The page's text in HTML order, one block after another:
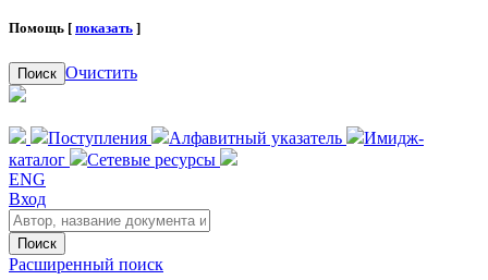
Помощь [ показать ]
Поиск Очистить
Поступления Алфавитный указатель
Имидж-
каталог
Сетевые ресурсы
ENG
Вход
Поиск
Расширенный поиск